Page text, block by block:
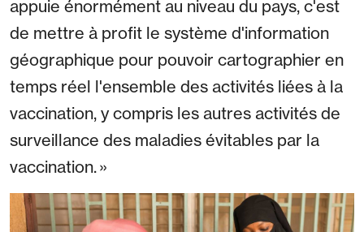
appuie énormément au niveau du pays, c'est
de mettre à profit le système d'information
géographique pour pouvoir cartographier en
temps réel l'ensemble des activités liées à la
vaccination, y compris les autres activités de
surveillance des maladies évitables par la
vaccination. »